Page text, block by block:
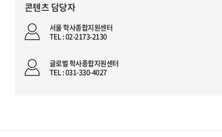
콘텐츠 담당자
서울 학사종합지원센터
TEL : 02-2173-2130
글로벌 학사종합지원센터
TEL : 031-330-4027